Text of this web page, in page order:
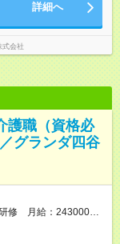
詳細へ
式会社
護職（資格必
グランダ四谷
修 月給：243000円
給アップあり、さら